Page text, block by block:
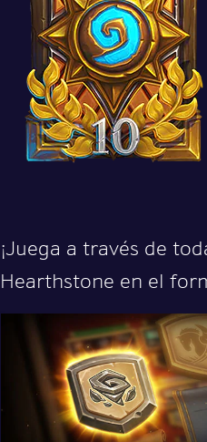
¡Juega a través de
Hearthstone en el